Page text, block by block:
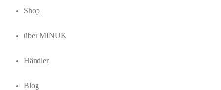
Shop
über MINUK
Händler
Blog